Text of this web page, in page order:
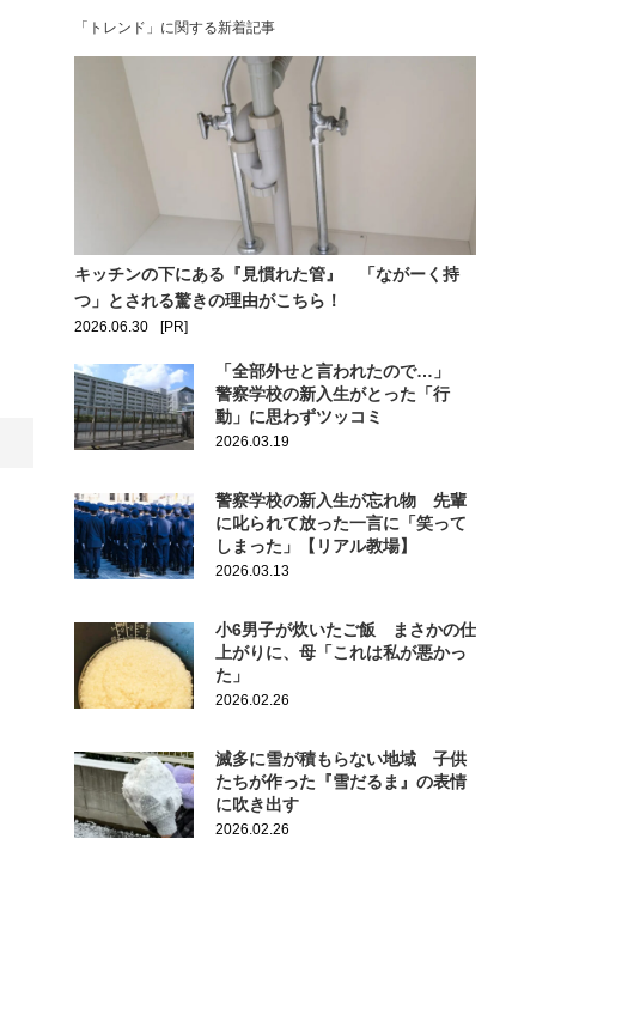
「トレンド」に関する新着記事
キッチンの下にある『見慣れた管』 「ながーく持
つ」とされる驚きの理由がこちら！
2026.06.30 [PR]
「全部外せと言われたので…」
警察学校の新入生がとった「行
動」に思わずツッコミ
2026.03.19
警察学校の新入生が忘れ物 先輩
に叱られて放った一言に「笑って
しまった」【リアル教場】
2026.03.13
小6男子が炊いたご飯 まさかの仕
上がりに、母「これは私が悪かっ
た」
2026.02.26
滅多に雪が積もらない地域 子供
たちが作った『雪だるま』の表情
に吹き出す
2026.02.26